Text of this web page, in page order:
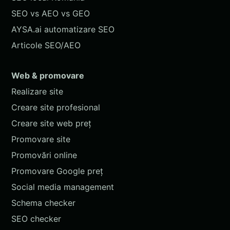
SEO vs AEO vs GEO
AYSA.ai automatizare SEO
Articole SEO/AEO
Web & promovare
Realizare site
Creare site profesional
Creare site web preț
Promovare site
Promovări online
Promovare Google preț
Social media management
Schema checker
SEO checker